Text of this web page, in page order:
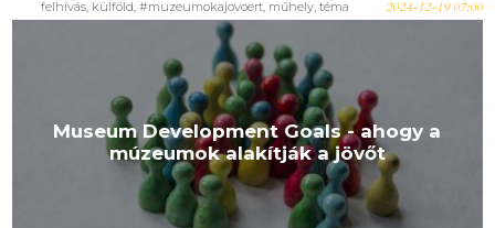
felhívás, külföld, #muzeumokajovoert, műhely, téma 2024-12-19 07:00
Museum Development Goals - ahogy a
múzeumok alakítják a jövőt